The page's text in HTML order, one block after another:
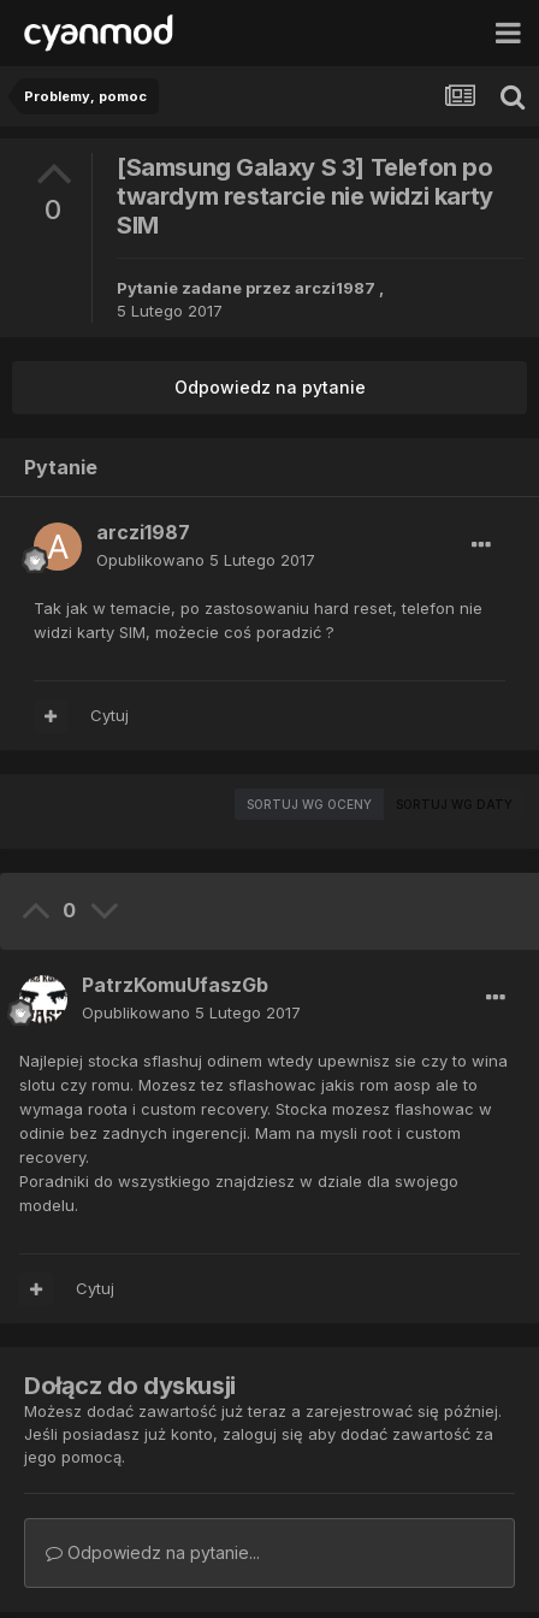
Problemy, pomoc
0
[Samsung Galaxy S 3] Telefon po
twardym restarcie nie widzi karty
SIM
Pytanie zadane przez arczi1987 ,
5 Lutego 2017
Odpowiedz na pytanie
Pytanie
arczi1987
Opublikowano 5 Lutego 2017
Tak jak w temacie, po zastosowaniu hard reset, telefon nie
widzi karty SIM, możecie coś poradzić ?
Cytuj
SORTUJ WG OCENY SORTUJ WG DATY
0
PatrzKomuUfaszGb
Opublikowano 5 Lutego 2017
Najlepiej stocka sflashuj odinem wtedy upewnisz sie czy to wina
slotu czy romu. Mozesz tez sflashowac jakis rom aosp ale to
wymaga roota i custom recovery. Stocka mozesz flashowac w
odinie bez zadnych ingerencji. Mam na mysli root i custom
recovery.
Poradniki do wszystkiego znajdziesz w dziale dla swojego
modelu.
Cytuj
Dołącz do dyskusji
Możesz dodać zawartość już teraz a zarejestrować się później.
Jeśli posiadasz już konto, zaloguj się aby dodać zawartość za
jego pomocą.
Odpowiedz na pytanie...